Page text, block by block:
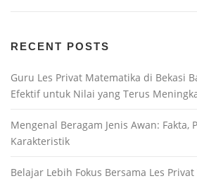
RECENT POSTS
Guru Les Privat Matematika di Bekasi
Efektif untuk Nilai yang Terus
Mengenal Beragam Jenis Awan: Fakta,
Karakteristik
Belajar Lebih Fokus Bersama Les